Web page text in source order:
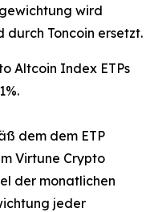
wird
durch Toncoin ersetzt.
Altcoin Index ETPs
dem dem ETP
Virtune Crypto
der monatlichen
jeder